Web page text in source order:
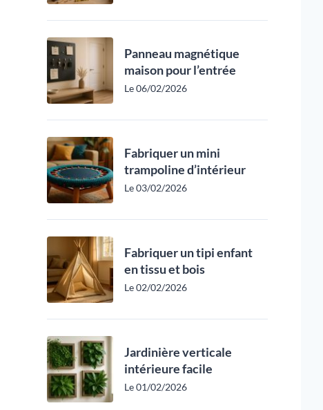
Panneau magnétique
maison pour l’entrée
Le 06/02/2026
Fabriquer un mini
trampoline d’intérieur
Le 03/02/2026
Fabriquer un tipi enfant
en tissu et bois
Le 02/02/2026
Jardinière verticale
intérieure facile
Le 01/02/2026